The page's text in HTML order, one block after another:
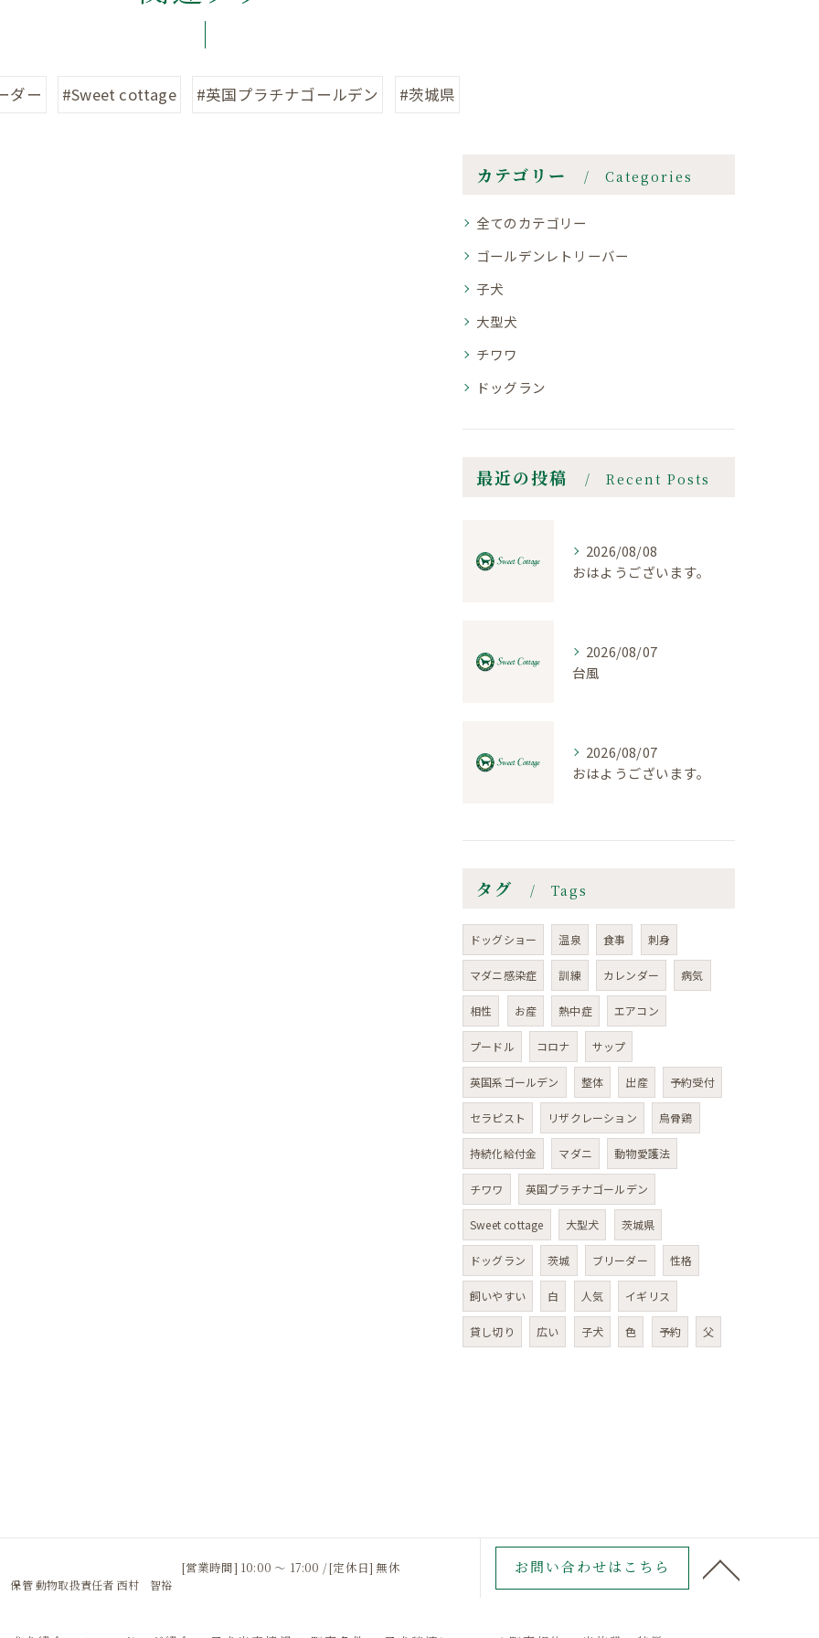
ダー #Sweet cottage #英国プラチナゴールデン #茨城県
カテゴリー Categories
全てのカテゴリー
ゴールデンレトリーバー
子犬
大型犬
チワワ
ドッグラン
最近の投稿 Recent Posts
2026/08/08
おはようございます。
2026/08/07
台風
2026/08/07
おはようございます。
タグ Tags
ドッグショー 温泉 食事 刺身
マダニ感染症 訓練 カレンダー 病気
相性 お産 熱中症 エアコン
プードル コロナ サップ
英国系ゴールデン 整体 出産 予約受付
セラピスト リザクレーション 烏骨鶏
持続化給付金 マダニ 動物愛護法
チワワ 英国プラチナゴールデン
Sweet cottage 大型犬 茨城県
ドッグラン 茨城 ブリーダー 性格
飼いやすい 白 人気 イギリス
貸し切り 広い 子犬 色 予約 父
保管 動物取扱責任者 西村 智裕
[営業時間] 10:00 〜 17:00 / [定休日] 無休 お問い合わせはこちら